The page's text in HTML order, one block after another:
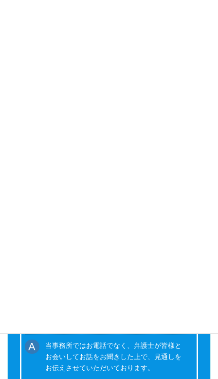
当事務所ではお電話でなく、弁護士が皆様と
お会いしてお話をお聞きした上で、見通しを
お伝えさせていただいております。